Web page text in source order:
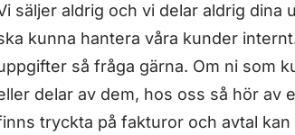
säljer aldrig och vi delar aldrig
kunna hantera våra kunder
så fråga gärna. Om ni som
delar av dem, hos oss så hör av
tryckta på fakturor och avtal